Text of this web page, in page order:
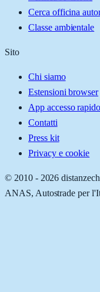
Cerca officina
Classe ambientale
Sito
Chi siamo
Estensioni browser
App accesso rapido
Contatti
Press kit
Privacy e cookie
© 2010 - 2026
ANAS, Autostrade per